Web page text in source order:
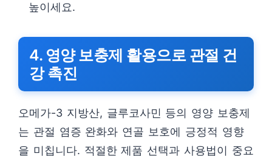
높이세요.
4. 영양 보충제 활용으로 관절 건
강 촉진
오메가-3 지방산, 글루코사민 등의 영양 보충제
는 관절 염증 완화와 연골 보호에 긍정적 영향
을 미칩니다. 적절한 제품 선택과 사용법이 중요